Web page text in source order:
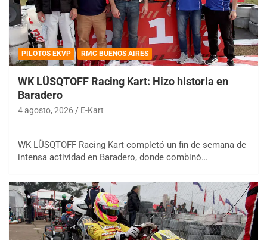
PILOTOS EKVP RMC BUENOS AIRES
WK LÜSQTOFF Racing Kart: Hizo historia en
Baradero
4 agosto, 2026 E-Kart
WK LÜSQTOFF Racing Kart completó un fin de semana de
intensa actividad en Baradero, donde combinó…